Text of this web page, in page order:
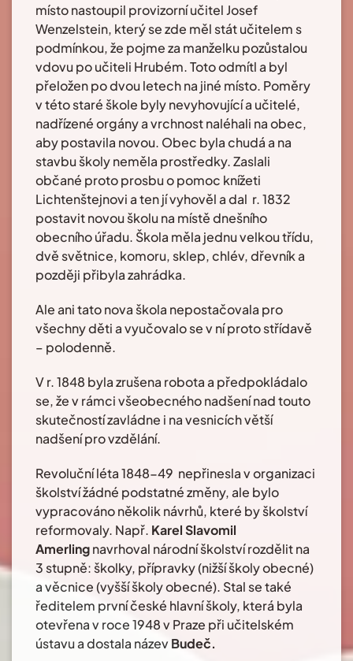
místo nastoupil provizorní učitel Josef
Wenzelstein, který se zde měl stát učitelem s
podmínkou, že pojme za manželku pozůstalou
vdovu po učiteli Hrubém. Toto odmítl a byl
přeložen po dvou letech na jiné místo. Poměry
v této staré škole byly nevyhovující a učitelé,
nadřízené orgány a vrchnost naléhali na obec,
aby postavila novou. Obec byla chudá a na
stavbu školy neměla prostředky. Zaslali
občané proto prosbu o pomoc knížeti
Lichtenštejnovi a ten jí vyhověl a dal r. 1832
postavit novou školu na místě dnešního
obecního úřadu. Škola měla jednu velkou třídu,
dvě světnice, komoru, sklep, chlév, dřevník a
později přibyla zahrádka.
Ale ani tato nova škola nepostačovala pro
všechny děti a vyučovalo se v ní proto střídavě
– polodenně.
V r. 1848 byla zrušena robota a předpokládalo
se, že v rámci všeobecného nadšení nad touto
skutečností zavládne i na vesnicích větší
nadšení pro vzdělání.
Revoluční léta 1848-49 nepřinesla v organizaci
školství žádné podstatné změny, ale bylo
vypracováno několik návrhů, které by školství
reformovaly. Např. Karel Slavomil
Amerlingnavrhoval národní školství rozdělit na
3 stupně: školky, přípravky (nižší školy obecné)
a věcnice (vyšší školy obecné). Stal se také
ředitelem první české hlavní školy, která byla
otevřena v roce 1948 v Praze při učitelském
ústavu a dostala názevBudeč.